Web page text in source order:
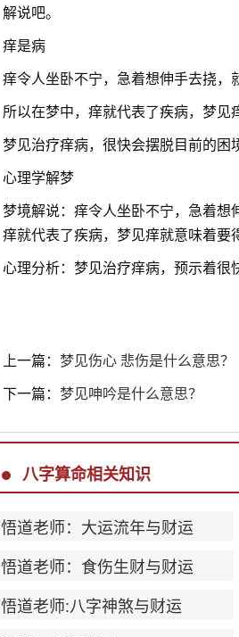
解说吧。
痒是病
痒令人坐卧不宁，急着想伸手去挠
所以在梦中，痒就代表了疾病，梦见
梦见治疗痒病，很快会摆脱目前的困
心理学解梦
梦境解说：痒令人坐卧不宁，急着
痒就代表了疾病，梦见痒就意味着要
心理分析：梦见治疗痒病，预示着很
上一篇： 梦见伤心 悲伤是什么意思？
下一篇： 梦见呻吟是什么意思？
八字算命相关知识
悟道老师：大运流年与财运
悟道老师：食伤生财与财运
悟道老师:八字神煞与财运